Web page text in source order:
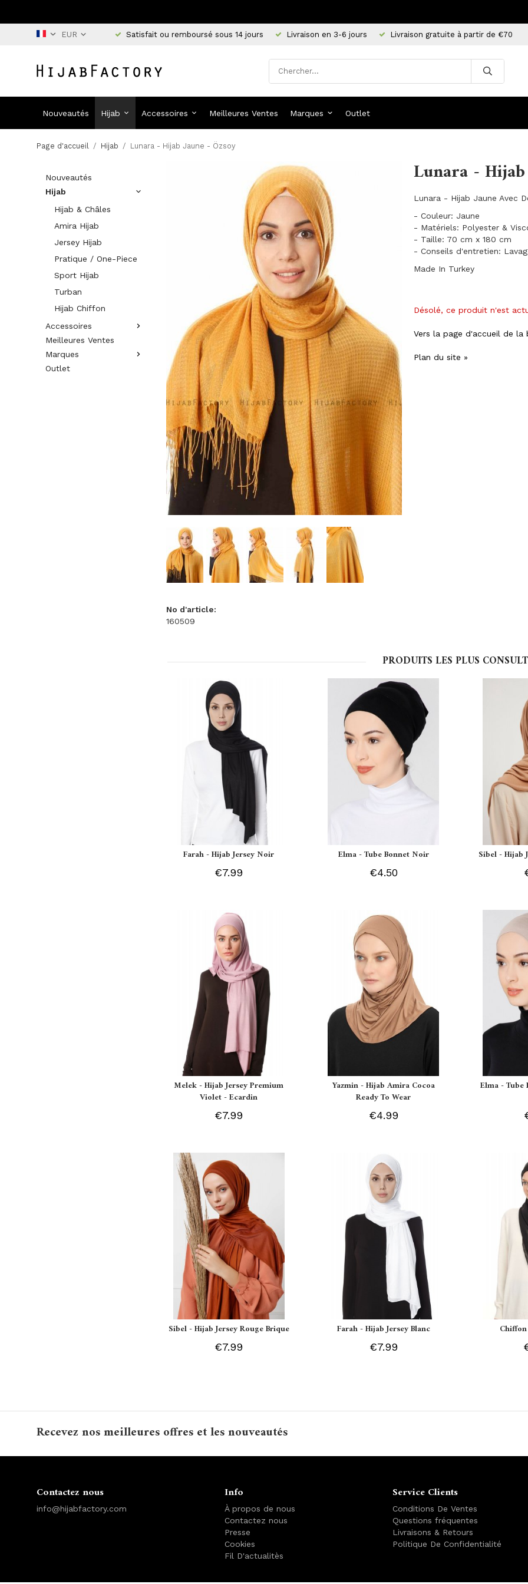
Satisfait ou remboursé sous 14 jours Livraison en 3-6 jours Livraison gratuite à partir de €70
Nouveautés Hijab Accessoires Meilleures Ventes Marques Outlet
Page d'accueil / Hijab / Lunara - Hijab Jaune - Özsoy
Nouveautés
Hijab
Hijab & Châles
Amira Hijab
Jersey Hijab
Pratique / One-Piece
Sport Hijab
Turban
Hijab Chiffon
Accessoires
Meilleures Ventes
Marques
Outlet
Lunara -
Lunara - Hijab Jaune Avec
- Couleur: Jaune
- Matériels: Polyester &
- Taille: 70 cm x 180 cm
- Conseils d'entretien:
Made In Turkey
Désolé, ce produit n'est
Vers la page d'accueil de la
Plan du site »
No d'article:
160509
PRODUITS LES PLUS
Farah - Hijab Jersey Noir
€7.99
Elma - Tube Bonnet Noir
€4.50
Sibel - Hijab
Melek - Hijab Jersey Premium
Violet - Ecardin
€7.99
Yazmin - Hijab Amira Cocoa
Ready To Wear
€4.99
Elma - Tube
Sibel - Hijab Jersey Rouge Brique
€7.99
Farah - Hijab Jersey Blanc
€7.99
Recevez nos meilleures offres et les nouveautés
Contactez nous
info@hijabfactory.com
Info
À propos de nous
Contactez nous
Presse
Cookies
Fil D'actualitès
Service Clients
Conditions De Ventes
Questions fréquentes
Livraisons & Retours
Politique De Confidentialité